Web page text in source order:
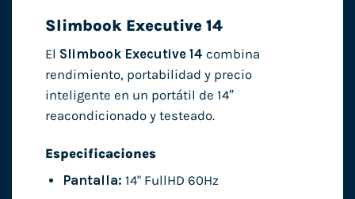
Slimbook Executive 14
El Slimbook Executive 14 combina
rendimiento, portabilidad y precio
inteligente en un portátil de 14″
reacondicionado y testeado.
Especificaciones
Pantalla: 14" FullHD 60Hz